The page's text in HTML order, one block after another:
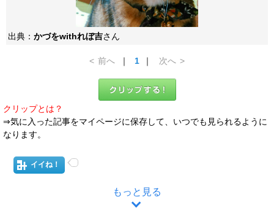
出典： かづをwithれぼ吉さん
< 前へ ｜ 1 ｜ 次へ >
クリップとは？
⇒気に入った記事をマイページに保存して、いつでも見られるように
なります。
イイね！
もっと見る